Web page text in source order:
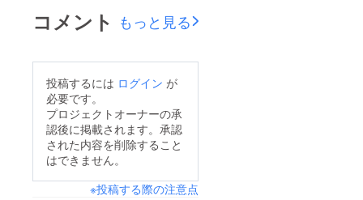
数はかかりますが返済
の目処が立ってきまし
ものが家賃を含む4件
に減りました。 返済
総額が大きく減ったわ
けではないので根本の
設定金額の10分の1で
コメント もっと見る
投稿するには ログイン が
必要です。
プロジェクトオーナーの承
認後に掲載されます。承認
された内容を削除すること
はできません。
※投稿する際の注意点